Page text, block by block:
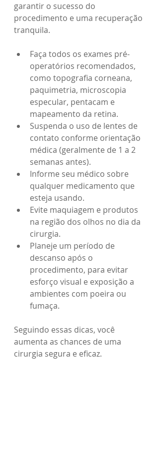
garantir o sucesso do
procedimento e uma recuperação
tranquila.
Faça todos os exames pré-
operatórios recomendados,
como topografia corneana,
paquimetria, microscopia
especular, pentacam e
mapeamento da retina.
Suspenda o uso de lentes de
contato conforme orientação
médica (geralmente de 1 a 2
semanas antes).
Informe seu médico sobre
qualquer medicamento que
esteja usando.
Evite maquiagem e produtos
na região dos olhos no dia da
cirurgia.
Planeje um período de
descanso após o
procedimento, para evitar
esforço visual e exposição a
ambientes com poeira ou
fumaça.
Seguindo essas dicas, você
aumenta as chances de uma
cirurgia segura e eficaz.